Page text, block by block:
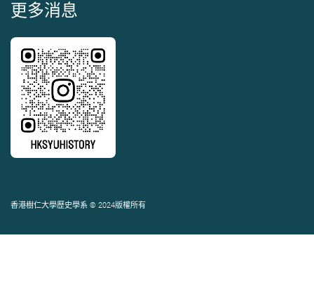
更多消息
香港樹仁大學歷史學系 © 2024版權所有